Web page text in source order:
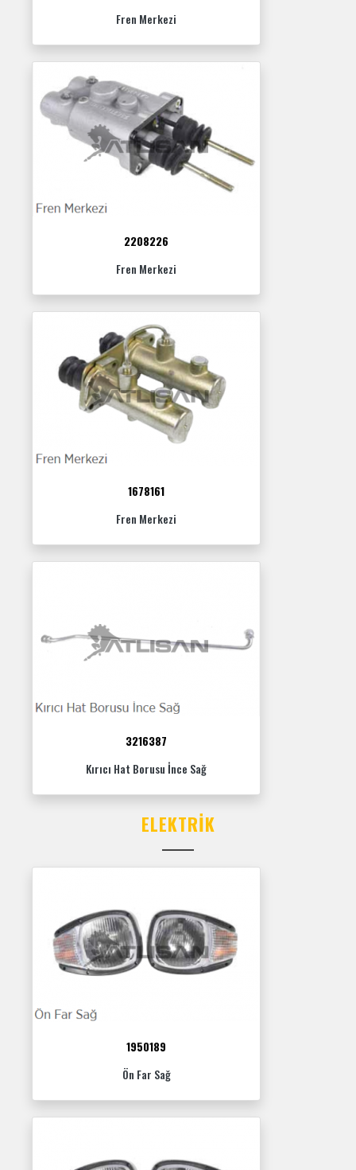
Fren Merkezi
2208226
Fren Merkezi
1678161
Fren Merkezi
3216387
Kırıcı Hat Borusu İnce Sağ
ELEKTRIK
1950189
Ön Far Sağ